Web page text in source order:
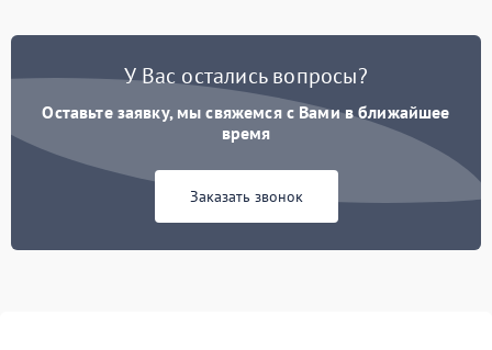
У Вас остались вопросы?
Оставьте заявку, мы свяжемся с Вами в ближайшее
время
Заказать звонок